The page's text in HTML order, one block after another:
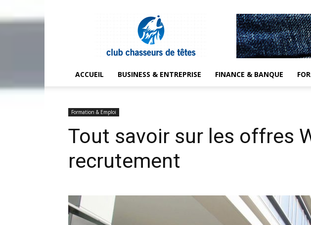
Club
chasseurs
de
têtes
ACCUEIL BUSINESS & ENTREPRISE FINANCE & BANQUE
Formation & Emploi
Tout savoir sur les offres
recrutement